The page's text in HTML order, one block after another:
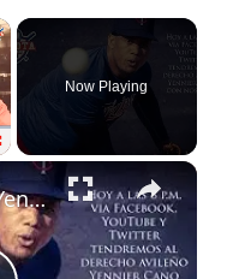
Fullscreen
Now Playing
Entrevista con Yennier Cano